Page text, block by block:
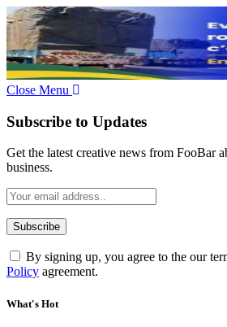
Close Menu
Subscribe to Updates
Get the latest creative news from FooBar
business.
By signing up, you agree to the our
Policy agreement.
What's Hot